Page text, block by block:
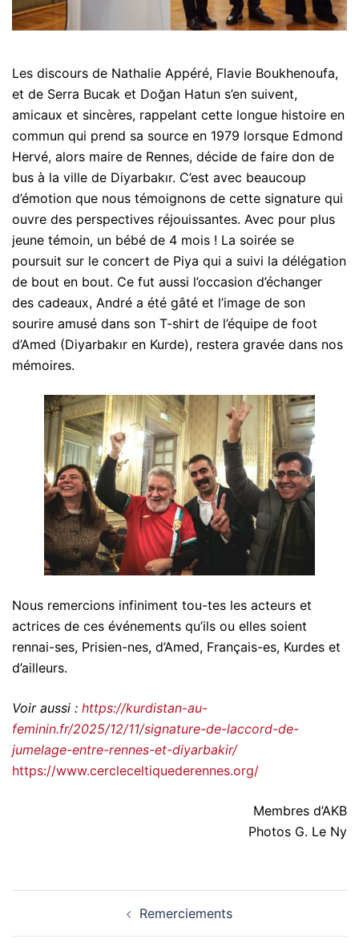
Les discours de Nathalie Appéré, Flavie Boukhenoufa,
et de Serra Bucak et Doğan Hatun s’en suivent,
amicaux et sincères, rappelant cette longue histoire en
commun qui prend sa source en 1979 lorsque Edmond
Hervé, alors maire de Rennes, décide de faire don de
bus à la ville de Diyarbakır. C’est avec beaucoup
d’émotion que nous témoignons de cette signature qui
ouvre des perspectives réjouissantes. Avec pour plus
jeune témoin, un bébé de 4 mois ! La soirée se
poursuit sur le concert de Piya qui a suivi la délégation
de bout en bout. Ce fut aussi l’occasion d’échanger
des cadeaux, André a été gâté et l’image de son
sourire amusé dans son T-shirt de l’équipe de foot
d’Amed (Diyarbakır en Kurde), restera gravée dans nos
mémoires.
Nous remercions infiniment tou-tes les acteurs et
actrices de ces événements qu’ils ou elles soient
rennai-ses, Prisien-nes, d’Amed, Français-es, Kurdes et
d’ailleurs.
Voir aussi : https://kurdistan-au-
feminin.fr/2025/12/11/signature-de-laccord-de-
jumelage-entre-rennes-et-diyarbakir/
https://www.cercleceltiquederennes.org/
Membres d’AKB
Photos G. Le Ny
Remerciements